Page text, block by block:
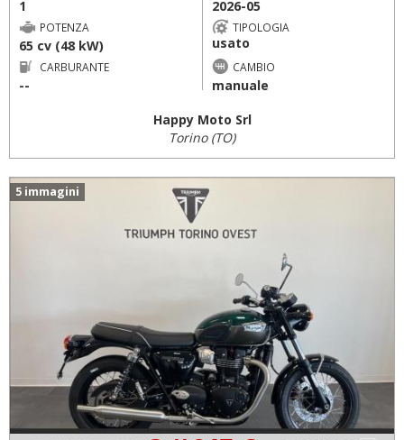
1 2026-05
POTENZA
65 cv (48 kW)
TIPOLOGIA
usato
CARBURANTE
--
CAMBIO
manuale
Happy Moto Srl
Torino (TO)
5 immagini